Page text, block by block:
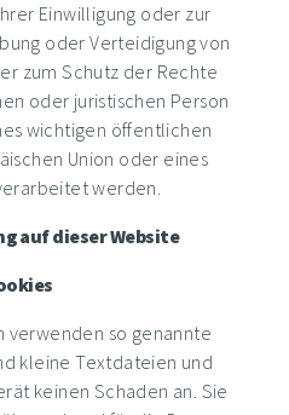
Einwilligung oder zur
oder Verteidigung von
zum Schutz der Rechte
oder juristischen Person
wichtigen öffentlichen
Union oder eines
werden.
auf dieser Website
verwenden so genannte
kleine Textdateien und
keinen Schaden an. Sie